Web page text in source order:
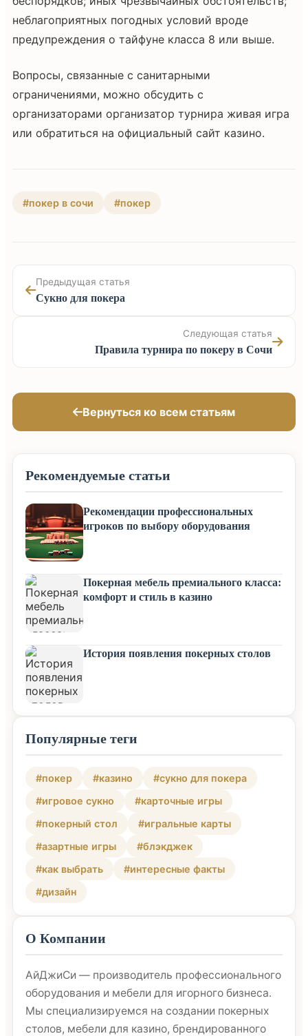
неблагоприятных погодных условий вроде
предупреждения о тайфуне класса 8 или выше.
Вопросы, связанные с санитарными
ограничениями, можно обсудить с
организаторами организатор турнира живая игра
или обратиться на официальный сайт казино.
#покер в сочи #покер
Предыдущая статья
Сукно для покера
Следующая статья
Правила турнира по покеру в Сочи
Вернуться ко всем статьям
Рекомендуемые статьи
Рекомендации профессиональных
игроков по выбору оборудования
Покерная мебель премиального класса:
комфорт и стиль в казино
История появления покерных столов
Популярные теги
#покер #казино
#сукно для покера
#игровое сукно
#карточные игры
#покерный стол
#игральные карты
#азартные игры
#блэкджек
#как выбрать
#интересные факты
#дизайн
О Компании
АйДжиСи — производитель профессионального
оборудования и мебели для игорного бизнеса.
Мы специализируемся на создании покерных
столов, мебели для казино, брендированного